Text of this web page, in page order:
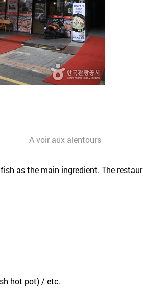
A voir aux alentours
as the main ingredient. The
hot pot) / etc.